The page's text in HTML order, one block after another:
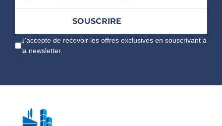
J'accepte de recevoir les offres exclusives en souscrivant à
la newsletter.